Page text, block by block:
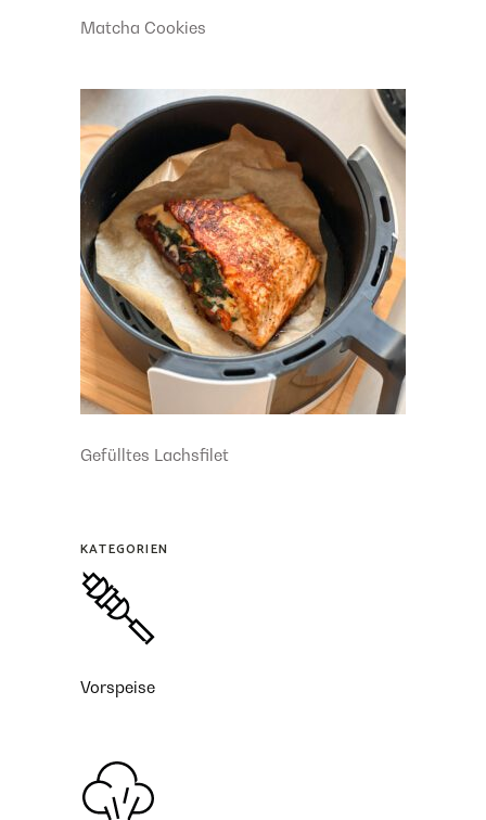
Matcha Cookies
Gefülltes Lachsfilet
KATEGORIEN
Vorspeise